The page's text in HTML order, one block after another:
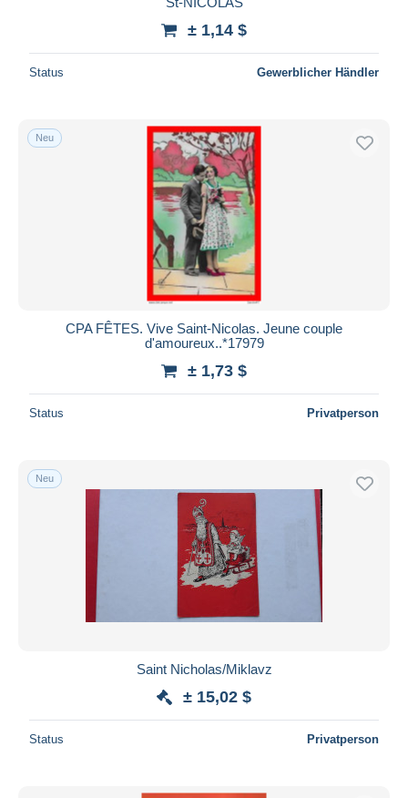
± 1,14 $
Status Gewerblicher Händler
Neu
CPA FÊTES. Vive Saint-Nicolas. Jeune couple
d'amoureux..*17979
± 1,73 $
Status Privatperson
Neu
Saint Nicholas/Miklavz
± 15,02 $
Status Privatperson